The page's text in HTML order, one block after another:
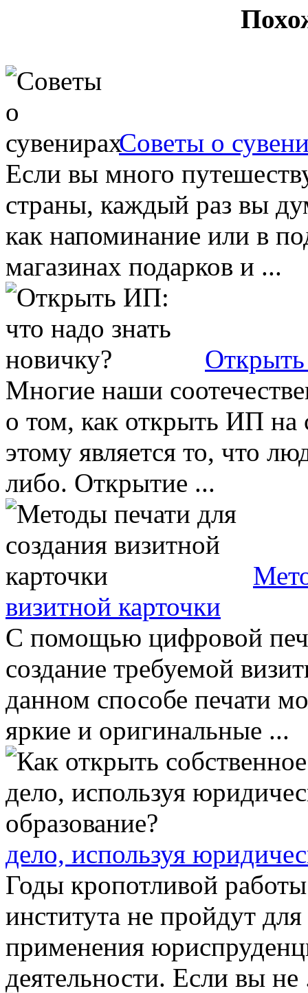
Советы о
Если вы много
страны, каждый раз вы
как напоминание или в
магазинах подарков и ...
Многие наши
о том, как открыть ИП
этому является то, что
либо. Открытие ...
визитной карточки
С помощью цифровой
создание требуемой
данном способе печати
яркие и оригинальные ...
дело, используя
Годы кропотливой
института не пройдут
применения
деятельности. Если вы не